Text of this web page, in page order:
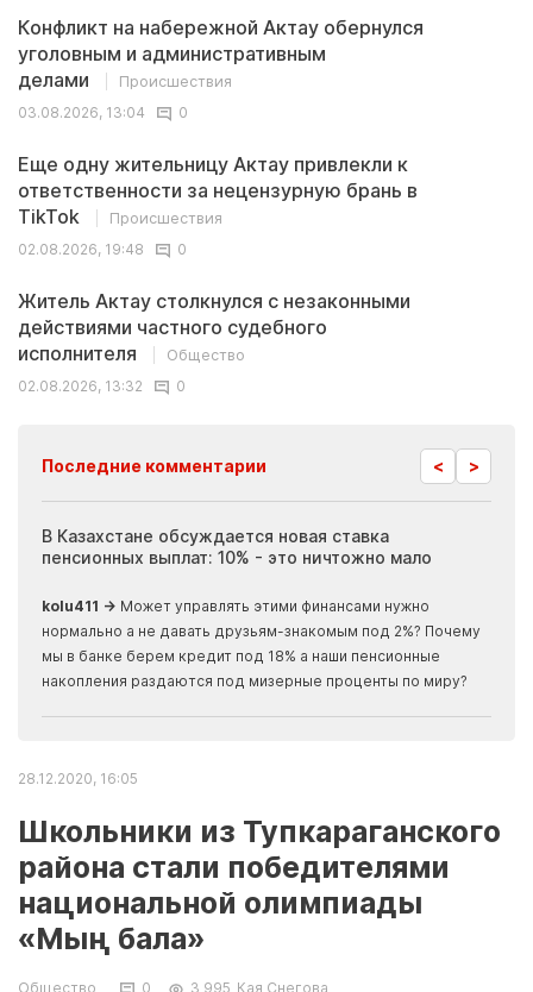
Конфликт на набережной Актау обернулся
уголовным и административным
делами
Происшествия
03.08.2026, 13:04
0
Еще одну жительницу Актау привлекли к
ответственности за нецензурную брань в
TikTok
Происшествия
02.08.2026, 19:48
0
Житель Актау столкнулся с незаконными
действиями частного судебного
исполнителя
Общество
02.08.2026, 13:32
0
Последние комментарии < >
В Казахстане обсуждается новая ставка
пенсионных выплат: 10% - это ничтожно мало
kolu411 → Может управлять этими финансами нужно
нормально а не давать друзьям-знакомым под 2%? Почему
мы в банке берем кредит под 18% а наши пенсионные
накопления раздаются под мизерные проценты по миру?
28.12.2020, 16:05
Школьники из Тупкараганского
района стали победителями
национальной олимпиады
«Мың бала»
Общество 0 3 995 Кая Снегова